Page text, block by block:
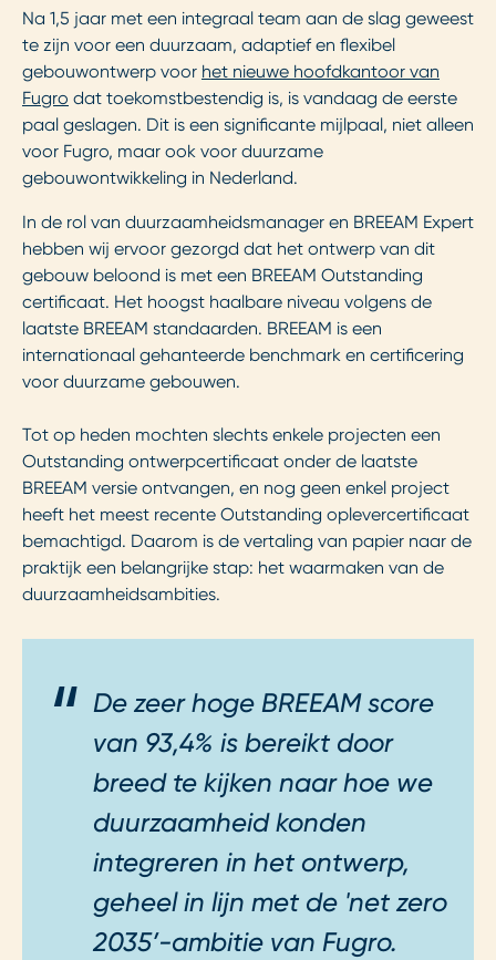
Na 1,5 jaar met een integraal team aan de slag geweest
te zijn voor een duurzaam, adaptief en flexibel
gebouwontwerp voor het nieuwe hoofdkantoor van
Fugro dat toekomstbestendig is, is vandaag de eerste
paal geslagen. Dit is een significante mijlpaal, niet alleen
voor Fugro, maar ook voor duurzame
gebouwontwikkeling in Nederland.
In de rol van duurzaamheidsmanager en BREEAM Expert
hebben wij ervoor gezorgd dat het ontwerp van dit
gebouw beloond is met een BREEAM Outstanding
certificaat. Het hoogst haalbare niveau volgens de
laatste BREEAM standaarden. BREEAM is een
internationaal gehanteerde benchmark en certificering
voor duurzame gebouwen.
Tot op heden mochten slechts enkele projecten een
Outstanding ontwerpcertificaat onder de laatste
BREEAM versie ontvangen, en nog geen enkel project
heeft het meest recente Outstanding oplevercertificaat
bemachtigd. Daarom is de vertaling van papier naar de
praktijk een belangrijke stap: het waarmaken van de
duurzaamheidsambities.
De zeer hoge BREEAM score
van 93,4% is bereikt door
breed te kijken naar hoe we
duurzaamheid konden
integreren in het ontwerp,
geheel in lijn met de 'net zero
2035’-ambitie van Fugro.